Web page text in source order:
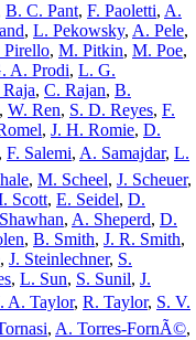
B. C. Pant, F. Paoletti, A.
, L. Pekowsky, A. Pele,
Pirello, M. Pitkin, M. Poe,
A. Prodi, L. G.
Raja, C. Rajan, B.
, W. Ren, S. D. Reyes, F.
, J. H. Romie, D.
, F. Salemi, A. Samajdar, L.
, M. Scheel, J. Scheuer,
Scott, E. Seidel, D.
, A. Sheperd, D.
, B. Smith, J. R. Smith,
, J. Steinlechner, S.
, L. Sun, S. Sunil, J.
A. Taylor, R. Taylor, S. V.
, A. Torres-FornÃ©,